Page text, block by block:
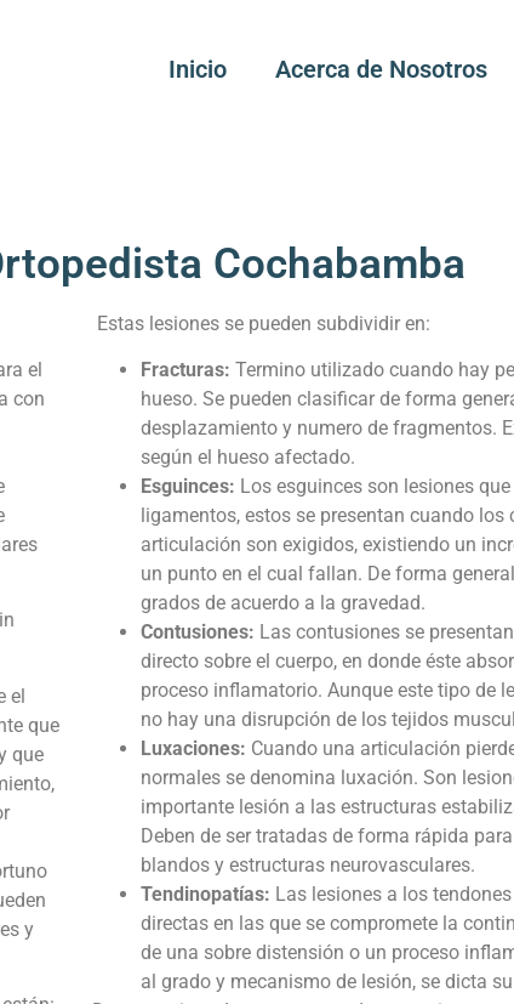
Inicio Acerca de Nosotros
Cochabamba
el
con
el
que
que
y
Estas lesiones se pueden subdividir en:
Fracturas: Termino utilizado cuando hay
hueso. Se pueden clasificar de forma
desplazamiento y numero de fragmentos.
según el hueso afectado.
Esguinces: Los esguinces son lesiones
ligamentos, estos se presentan cuando los
articulación son exigidos, existiendo un
un punto en el cual fallan. De forma
grados de acuerdo a la gravedad.
Contusiones: Las contusiones se
directo sobre el cuerpo, en donde éste
proceso inflamatorio. Aunque este tipo de
no hay una disrupción de los tejidos
Luxaciones: Cuando una articulación
normales se denomina luxación. Son
importante lesión a las estructuras
Deben de ser tratadas de forma rápida
blandos y estructuras neurovasculares.
Tendinopatías: Las lesiones a los
directas en las que se compromete la
de una sobre distensión o un proceso
al grado y mecanismo de lesión, se dicta